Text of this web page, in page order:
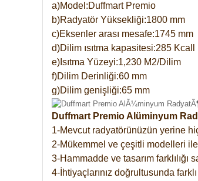
a)Model:Duffmart Premio
b)Radyatör Yüksekliği:1800 mm
c)Eksenler arası mesafe:1745 mm
d)Dilim ısıtma kapasitesi:285 Kcall
e)Isıtma Yüzeyi:1,230 M2/Dilim
f)Dilim Derinliği:60 mm
g)Dilim genişliği:65 mm
Duffmart Premio Alüminyum
1-Mevcut radyatörünüzün yerine
2-Mükemmel ve çeşitli modelleri
3-Hammadde ve tasarım farklılığı
4-İhtiyaçlarınız doğrultusunda